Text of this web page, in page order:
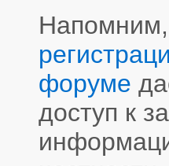
форуме
доступ к